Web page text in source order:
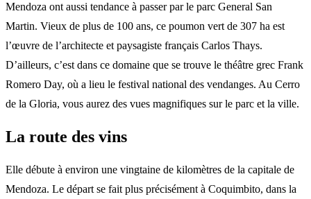
Mendoza ont aussi tendance à passer par le parc General San
Martin. Vieux de plus de 100 ans, ce poumon vert de 307 ha est
l’œuvre de l’architecte et paysagiste français Carlos Thays.
D’ailleurs, c’est dans ce domaine que se trouve le théâtre grec Frank
Romero Day, où a lieu le festival national des vendanges. Au Cerro
de la Gloria, vous aurez des vues magnifiques sur le parc et la ville.
La route des vins
Elle débute à environ une vingtaine de kilomètres de la capitale de
Mendoza. Le départ se fait plus précisément à Coquimbito, dans la